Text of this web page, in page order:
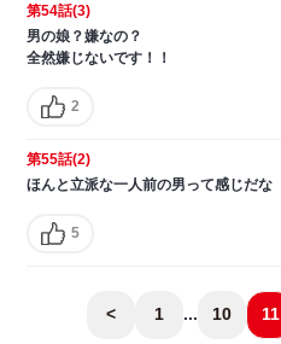
第54話(3)
男の娘？嫌なの？
全然嫌じないです！！
2
第55話(2)
ほんと立派な一人前の男って感じだな
5
< 1 ... 10 11